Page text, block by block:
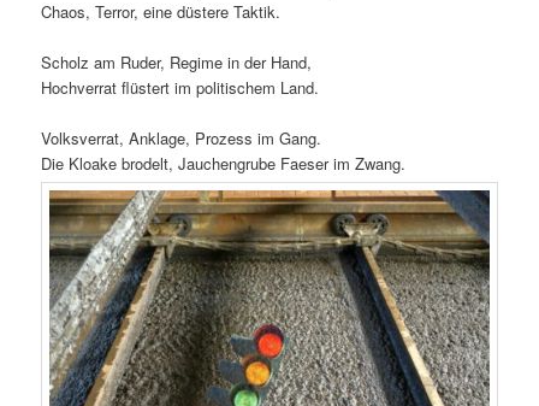
Chaos, Terror, eine düstere Taktik.
Scholz am Ruder, Regime in der Hand,
Hochverrat flüstert im politischem Land.
Volksverrat, Anklage, Prozess im Gang.
Die Kloake brodelt, Jauchengrube Faeser im Zwang.